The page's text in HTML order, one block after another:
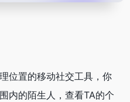
位置的移动社交工具，你
内的陌生人，查看TA的个